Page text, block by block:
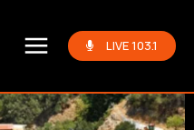
LIVE 103.1